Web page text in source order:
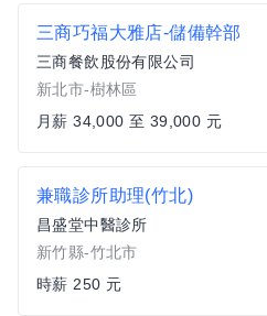
三商巧福大雅店-儲備幹部
三商餐飲股份有限公司
新北市-樹林區
月薪 34,000 至 39,000 元
兼職診所助理(竹北)
昌盛堂中醫診所
新竹縣-竹北市
時薪 250 元